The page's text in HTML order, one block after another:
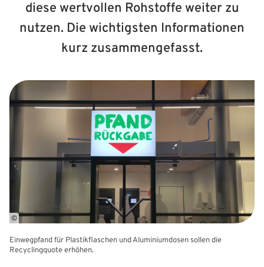
diese wertvollen Rohstoffe weiter zu
nutzen. Die wichtigsten Informationen
kurz zusammengefasst.
©
Einwegpfand für Plastikflaschen und Aluminiumdosen sollen die
Recyclingquote erhöhen.